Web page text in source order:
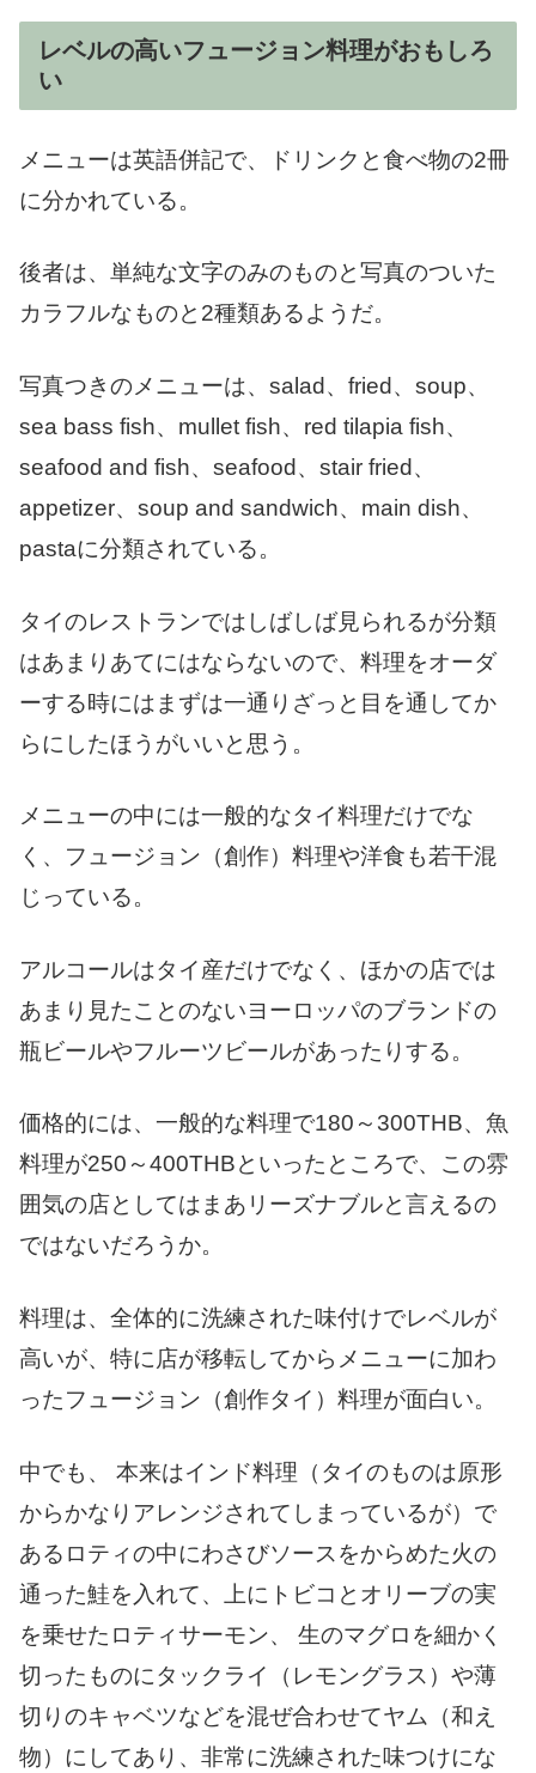
レベルの高いフュージョン料理がおもしろ
い
メニューは英語併記で、ドリンクと食べ物の2冊
に分かれている。
後者は、単純な文字のみのものと写真のついた
カラフルなものと2種類あるようだ。
写真つきのメニューは、salad、fried、soup、
sea bass fish、mullet fish、red tilapia fish、
seafood and fish、seafood、stair fried、
appetizer、soup and sandwich、main dish、
pastaに分類されている。
タイのレストランではしばしば見られるが分類
はあまりあてにはならないので、料理をオーダ
ーする時にはまずは一通りざっと目を通してか
らにしたほうがいいと思う。
メニューの中には一般的なタイ料理だけでな
く、フュージョン（創作）料理や洋食も若干混
じっている。
アルコールはタイ産だけでなく、ほかの店では
あまり見たことのないヨーロッパのブランドの
瓶ビールやフルーツビールがあったりする。
価格的には、一般的な料理で180～300THB、魚
料理が250～400THBといったところで、この雰
囲気の店としてはまあリーズナブルと言えるの
ではないだろうか。
料理は、全体的に洗練された味付けでレベルが
高いが、特に店が移転してからメニューに加わ
ったフュージョン（創作タイ）料理が面白い。
中でも、 本来はインド料理（タイのものは原形
からかなりアレンジされてしまっているが）で
あるロティの中にわさびソースをからめた火の
通った鮭を入れて、上にトビコとオリーブの実
を乗せたロティサーモン、 生のマグロを細かく
切ったものにタックライ（レモングラス）や薄
切りのキャベツなどを混ぜ合わせてヤム（和え
物）にしてあり、非常に洗練された味つけにな